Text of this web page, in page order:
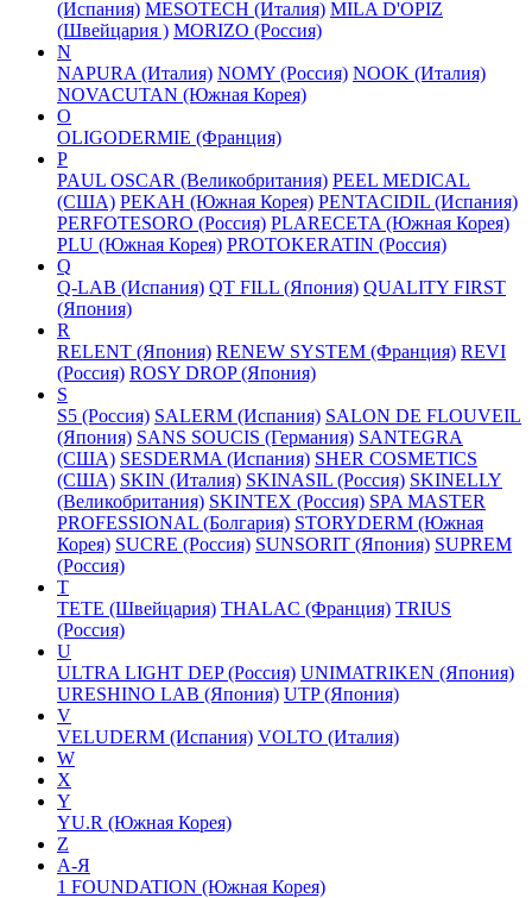
(Испания) MESOTECH (Италия) MILA D'OPIZ
(Швейцария ) MORIZO (Россия)
N
NAPURA (Италия) NOMY (Россия) NOOK (Италия)
NOVACUTAN (Южная Корея)
O
OLIGODERMIE (Франция)
P
PAUL OSCAR (Великобритания) PEEL MEDICAL
(США) PEKAH (Южная Корея) PENTACIDIL (Испания)
PERFOTESORO (Россия) PLARECETA (Южная Корея)
PLU (Южная Корея) PROTOKERATIN (Россия)
Q
Q-LAB (Испания) QT FILL (Япония) QUALITY FIRST
(Япония)
R
RELENT (Япония) RENEW SYSTEM (Франция) REVI
(Россия) ROSY DROP (Япония)
S
S5 (Россия) SALERM (Испания) SALON DE FLOUVEIL
(Япония) SANS SOUCIS (Германия) SANTEGRA
(США) SESDERMA (Испания) SHER COSMETICS
(США) SKIN (Италия) SKINASIL (Россия) SKINELLY
(Великобритания) SKINTEX (Россия) SPA MASTER
PROFESSIONAL (Болгария) STORYDERM (Южная
Корея) SUCRE (Россия) SUNSORIT (Япония) SUPREM
(Россия)
T
TETE (Швейцария) THALAC (Франция) TRIUS
(Россия)
U
ULTRA LIGHT DEP (Россия) UNIMATRIKEN (Япония)
URESHINO LAB (Япония) UTP (Япония)
V
VELUDERM (Испания) VOLTO (Италия)
W
X
Y
YU.R (Южная Корея)
Z
А-Я
1 FOUNDATION (Южная Корея)